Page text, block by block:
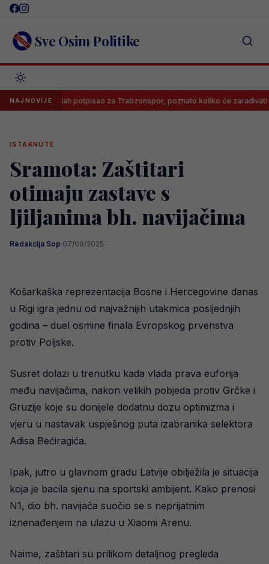
Skip
content Sve Osim Politike
NAJNOVIJE
Salah potpisao za Trabzonspor, poznato koliko će zarađivati
ISTAKNUTE
Sramota: Zaštitari
otimaju zastave s
ljiljanima bh. navijačima
Redakcija Sop·07/09/2025
Košarkaška reprezentacija Bosne i Hercegovine danas
u Rigi igra jednu od najvažnijih utakmica posljednjih
godina – duel osmine finala Evropskog prvenstva
protiv Poljske.
Susret dolazi u trenutku kada vlada prava euforija
među navijačima, nakon velikih pobjeda protiv Grčke i
Gruzije koje su donijele dodatnu dozu optimizma i
vjeru u nastavak uspješnog puta izabranika selektora
Adisa Bećiragića.
Ipak, jutro u glavnom gradu Latvije obilježila je situacija
koja je bacila sjenu na sportski ambijent. Kako prenosi
N1, dio bh. navijača suočio se s neprijatnim
iznenađenjem na ulazu u Xiaomi Arenu.
Naime, zaštitari su prilikom detaljnog pregleda